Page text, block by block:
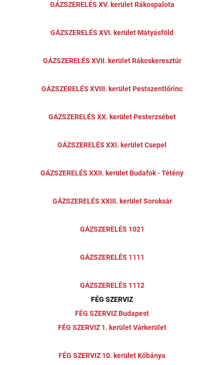
GÁZSZERELÉS XV. kerület Rákospalota
GÁZSZERELÉS XVI. kerület Mátyásföld
GÁZSZERELÉS XVII. kerület Rákoskeresztúr
GÁZSZERELÉS XVIII. kerület Pestszentlőrinc
GÁZSZERELÉS XX. kerület Pesterzsébet
GÁZSZERELÉS XXI. kerület Csepel
GÁZSZERELÉS XXII. kerület Budafok - Tétény
GÁZSZERELÉS XXIII. kerület Soroksár
GÁZSZERELÉS 1021
GÁZSZERELÉS 1111
GÁZSZERELÉS 1112
FÉG SZERVIZ
FÉG SZERVIZ Budapest
FÉG SZERVIZ 1. kerület Várkerület
FÉG SZERVIZ 10. kerület Kőbánya